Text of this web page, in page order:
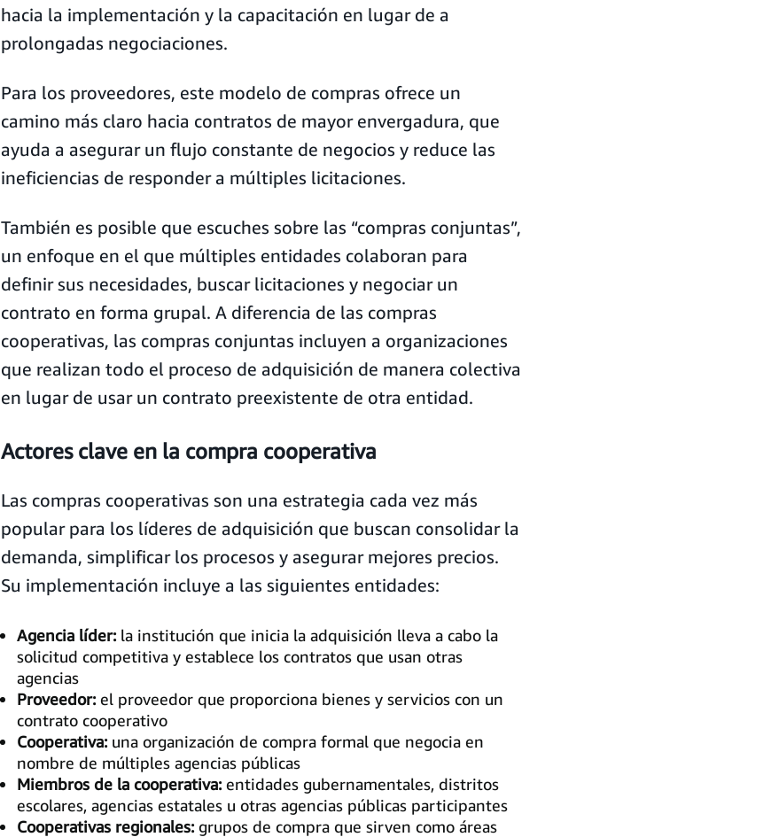
hacia la implementación y la capacitación en lugar de a
prolongadas negociaciones.
Para los proveedores, este modelo de compras ofrece un
camino más claro hacia contratos de mayor envergadura, que
ayuda a asegurar un flujo constante de negocios y reduce las
ineficiencias de responder a múltiples licitaciones.
También es posible que escuches sobre las “compras conjuntas”,
un enfoque en el que múltiples entidades colaboran para
definir sus necesidades, buscar licitaciones y negociar un
contrato en forma grupal. A diferencia de las compras
cooperativas, las compras conjuntas incluyen a organizaciones
que realizan todo el proceso de adquisición de manera colectiva
en lugar de usar un contrato preexistente de otra entidad.
Actores clave en la compra cooperativa
Las compras cooperativas son una estrategia cada vez más
popular para los líderes de adquisición que buscan consolidar la
demanda, simplificar los procesos y asegurar mejores precios.
Su implementación incluye a las siguientes entidades:
Agencia líder: la institución que inicia la adquisición lleva a cabo la
solicitud competitiva y establece los contratos que usan otras
agencias
Proveedor:el proveedor que proporciona bienes y servicios con un
contrato cooperativo
Cooperativa:una organización de compra formal que negocia en
nombre de múltiples agencias públicas
Miembros de la cooperativa:entidades gubernamentales, distritos
escolares, agencias estatales u otras agencias públicas participantes
Cooperativas regionales:grupos de compra que sirven como áreas